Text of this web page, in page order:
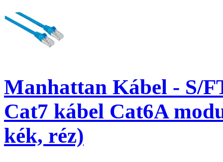
Manhattan Kábel - S/
Cat7 kábel Cat6A
kék, réz)